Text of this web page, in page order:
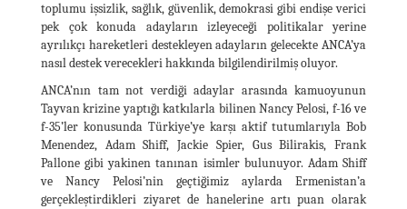
toplumu işsizlik, sağlık, güvenlik, demokrasi gibi endişe verici
pek çok konuda adayların izleyeceği politikalar yerine
ayrılıkçı hareketleri destekleyen adayların gelecekte ANCA’ya
nasıl destek verecekleri hakkında bilgilendirilmiş oluyor.
ANCA’nın tam not verdiği adaylar arasında kamuoyunun
Tayvan krizine yaptığı katkılarla bilinen Nancy Pelosi, f-16 ve
f-35’ler konusunda Türkiye’ye karşı aktif tutumlarıyla Bob
Menendez, Adam Shiff, Jackie Spier, Gus Bilirakis, Frank
Pallone gibi yakinen tanınan isimler bulunuyor. Adam Shiff
ve Nancy Pelosi’nin geçtiğimiz aylarda Ermenistan’a
gerçekleştirdikleri ziyaret de hanelerine artı puan olarak